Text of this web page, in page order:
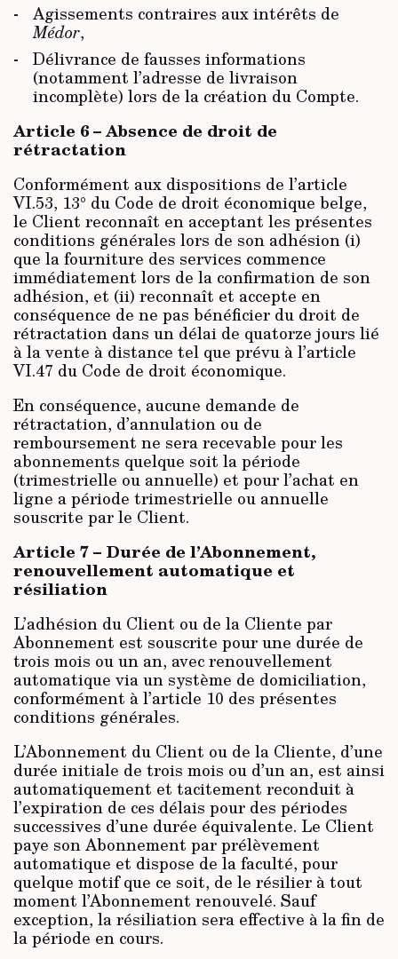
Agissements contraires aux intérêts de
Médor,
Délivrance de fausses informations
(notamment l’adresse de livraison
incomplète) lors de la création du Compte.
Article 6 – Absence de droit de
rétractation
Conformément aux dispositions de l’article
VI.53, 13° du Code de droit économique belge,
le Client reconnaît en acceptant les présentes
conditions générales lors de son adhésion (i)
que la fourniture des services commence
immédiatement lors de la confirmation de son
adhésion, et (ii) reconnaît et accepte en
conséquence de ne pas bénéficier du droit de
rétractation dans un délai de quatorze jours lié
à la vente à distance tel que prévu à l’article
VI.47 du Code de droit économique.
En conséquence, aucune demande de
rétractation, d’annulation ou de
remboursement ne sera recevable pour les
abonnements quelque soit la période
(trimestrielle ou annuelle) et pour l’achat en
ligne a période trimestrielle ou annuelle
souscrite par le Client.
Article 7 – Durée de l’Abonnement,
renouvellement automatique et
résiliation
L’adhésion du Client ou de la Cliente par
Abonnement est souscrite pour une durée de
trois mois ou un an, avec renouvellement
automatique via un système de domiciliation,
conformément à l’article 10 des présentes
conditions générales.
L’Abonnement du Client ou de la Cliente, d’une
durée initiale de trois mois ou d’un an, est ainsi
automatiquement et tacitement reconduit à
l’expiration de ces délais pour des périodes
successives d’une durée équivalente. Le Client
paye son Abonnement par prélèvement
automatique et dispose de la faculté, pour
quelque motif que ce soit, de le résilier à tout
moment l’Abonnement renouvelé. Sauf
exception, la résiliation sera effective à la fin de
la période en cours.